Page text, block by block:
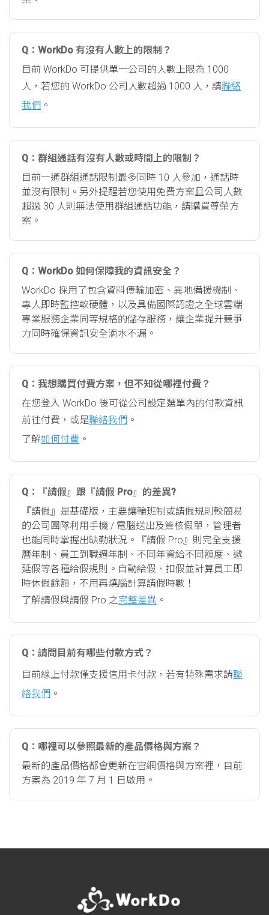
Q：WorkDo 有沒有人數上的限制？
目前 WorkDo 可提供單一公司的人數上限為 1000
人，若您的 WorkDo 公司人數超過 1000 人，請聯絡
我們 。
Q：群組通話有沒有人數或時間上的限制？
目前一通群組通話限制最多同時 10 人參加，通話時
並沒有限制。另外提醒若您使用免費方案且公司人數
超過 30 人則無法使用群組通話功能，請購買尊榮方
案。
Q：WorkDo 如何保障我的資訊安全？
WorkDo 採用了包含資料傳輸加密、異地備援機制、
專人即時監控軟硬體，以及具備國際認證之全球雲端
專業服務企業同等規格的儲存服務，讓企業提升競爭
力同時確保資訊安全滴水不漏。
Q：我想購買付費方案，但不知從哪裡付費？
在您登入 WorkDo 後可從公司設定選單內的付款資訊
前往付費，或是聯絡我們 。
了解如何付費 。
Q：『請假』跟『請假 Pro』的差異?
『請假』是基礎版，主要讓輪班制或請假規則較簡易
的公司團隊利用手機 / 電腦送出及簽核假單，管理者
也能同時掌握出缺勤狀況。『請假 Pro』則完全支援
曆年制、員工到職週年制、不同年資給不同額度、遞
延假等各種給假規則。自動給假、扣假並計算員工即
時休假餘額，不用再燒腦計算請假時數！
了解請假與請假 Pro 之完整差異 。
Q：請問目前有哪些付款方式？
目前線上付款僅支援信用卡付款，若有特殊需求請聯
絡我們 。
Q：哪裡可以參照最新的產品價格與方案？
最新的產品價格都會更新在官網價格與方案裡，目前
方案為 2019 年 7 月 1 日啟用。